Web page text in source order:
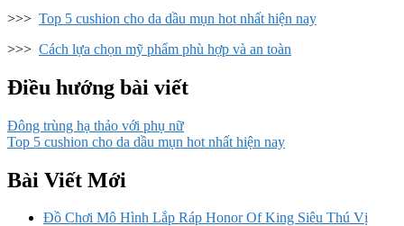
>>> Top 5 cushion cho da dầu mụn hot nhất hiện nay
>>> Cách lựa chọn mỹ phẩm phù hợp và an toàn
Điều hướng bài viết
Đông trùng hạ thảo với phụ nữ
Top 5 cushion cho da dầu mụn hot nhất hiện nay
Bài Viết Mới
Đồ Chơi Mô Hình Lắp Ráp Honor Of King Siêu Thú Vị